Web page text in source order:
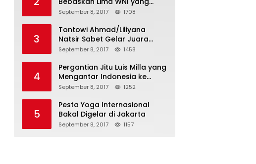
Disandera Abu Sayyaf
September 8, 2017 1708
3
Tontowi Ahmad/Liliyana
Natsir Sabet Gelar Juara
Dunia Kedua
September 8, 2017 1458
4
Pergantian Jitu Luis Milla yang
Mengantar Indonesia ke
Semifinal
September 8, 2017 1252
5
Pesta Yoga Internasional
Bakal Digelar di Jakarta
September 8, 2017 1157